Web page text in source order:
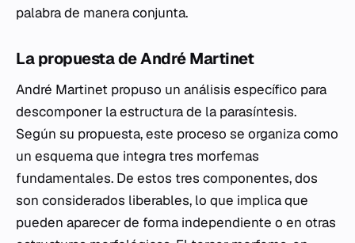
palabra de manera conjunta.
La propuesta de André Martinet
André Martinet propuso un análisis específico para
descomponer la estructura de la parasíntesis.
Según su propuesta, este proceso se organiza como
un esquema que integra tres morfemas
fundamentales. De estos tres componentes, dos
son considerados liberables, lo que implica que
pueden aparecer de forma independiente o en otras